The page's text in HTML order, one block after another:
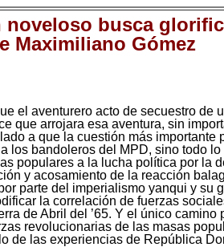
noveloso busca
Maximiliano Gómez
el aventurero acto de secuestro
que arrojara esa aventura, sin
a que la cuestión más
los bandoleros del MPD, sino todo
populares a la lucha política por la
y acosamiento de la reacción
parte del imperialismo yanqui y su
la correlación de fuerzas
de Abril del ’65. Y el único
revolucionarias de las masas
de las experiencias de República